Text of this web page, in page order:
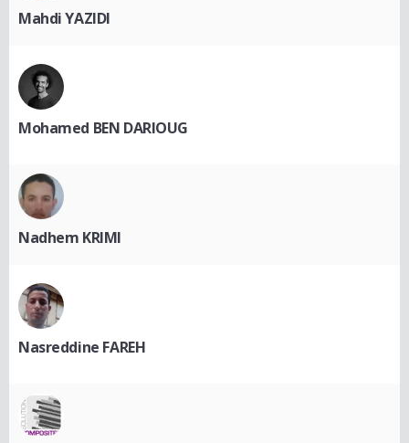
Mahdi YAZIDI
Mohamed BEN DARIOUG
Nadhem KRIMI
Nasreddine FAREH